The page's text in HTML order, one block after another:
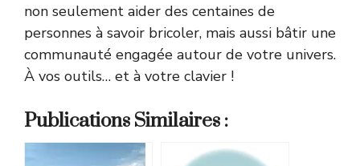
non seulement aider des centaines de
personnes à savoir bricoler, mais aussi bâtir une
communauté engagée autour de votre univers.
À vos outils… et à votre clavier !
Publications Similaires :